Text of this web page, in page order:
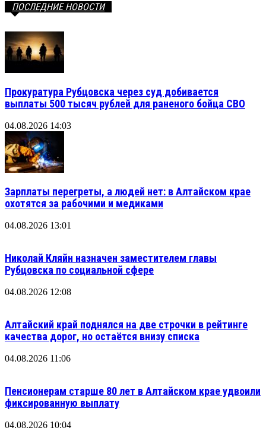
ПОСЛЕДНИЕ НОВОСТИ
Прокуратура Рубцовска через суд добивается
выплаты 500 тысяч рублей для раненого бойца СВО
04.08.2026 14:03
Зарплаты перегреты, а людей нет: в Алтайском крае
охотятся за рабочими и медиками
04.08.2026 13:01
Николай Кляйн назначен заместителем главы
Рубцовска по социальной сфере
04.08.2026 12:08
Алтайский край поднялся на две строчки в рейтинге
качества дорог, но остаётся внизу списка
04.08.2026 11:06
Пенсионерам старше 80 лет в Алтайском крае удвоили
фиксированную выплату
04.08.2026 10:04